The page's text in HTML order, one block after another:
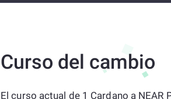
Curso del cambio
El curso actual de 1 Cardano a NEAR